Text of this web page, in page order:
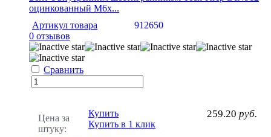
оцинкованный М6х...
Артикул товара
912650
0 отзывов
Сравнить
Цена за
штуку:
259.20 руб.
Купить
Купить в 1 клик